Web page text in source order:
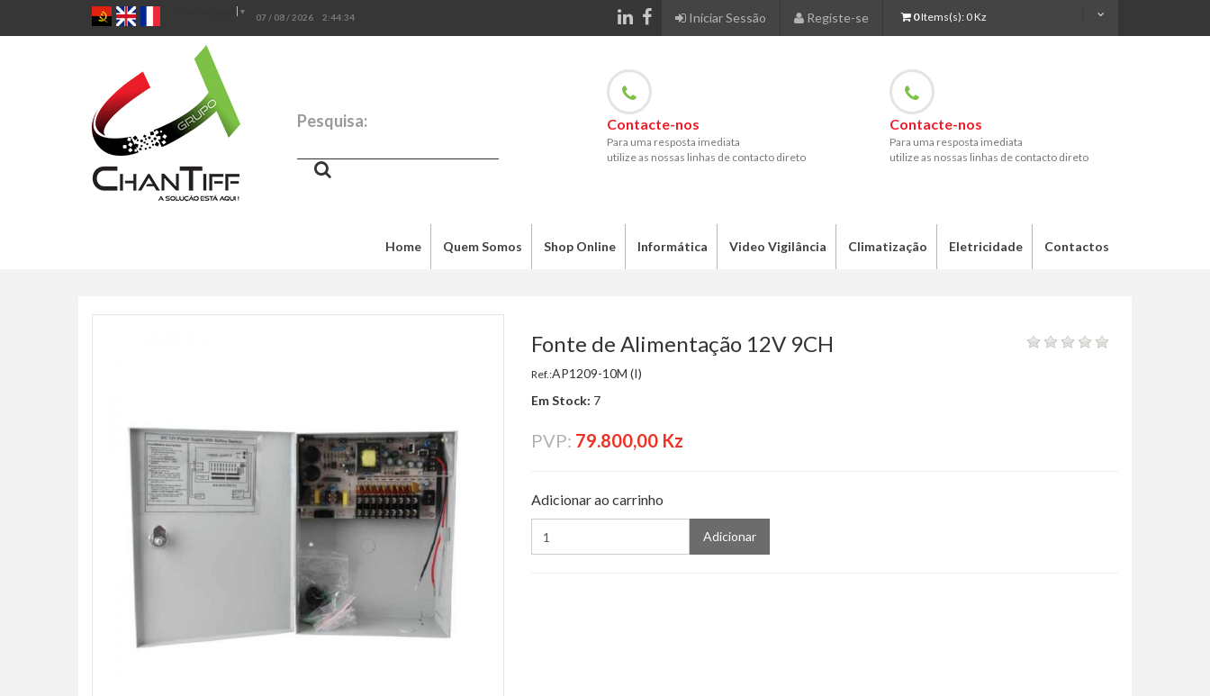
▼
07 / 08 / 2026 2:44:35 0Items(s): 0 Kz
Registe-se
Iniciar Sessão
Pesquisa: Contacte-nos
Para uma resposta imediata
utilize as nossas linhas de contacto direto
Contacte-nos
Para uma resposta imediata
utilize as nossas linhas de contacto direto
Home Quem Somos Shop Online Informática Video Vigilância Climatização Eletricidade Contactos
Fonte de Alimentação 12V 9CH
Ref.:AP1209-10M (I)
Em Stock: 7
PVP: 79.800,00 Kz
Adicionar ao carrinho
Adicionar